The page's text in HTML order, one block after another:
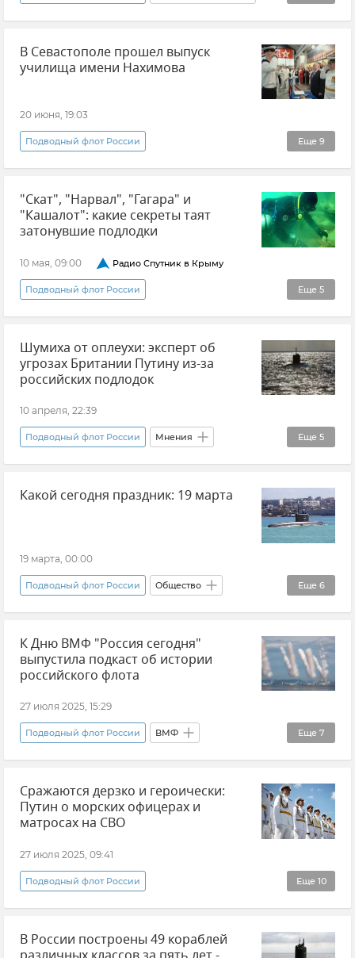
НАТО Арктика В мире Новости
Безопасность
В Севастополе прошел выпуск
училища имени Нахимова
20 июня, 19:03
Еще 9
Подводный флот России
Черноморское высшее военно-морское училище (ЧВВМУ) им. Нахимова
Севастополь Михаил Развожаев
Новости Крыма Крым
Новости Севастополя
Здравоохранение в Крыму и Севастополе
"Скат", "Нарвал", "Гагара" и
"Кашалот": какие секреты таят
затонувшие подлодки
10 мая, 09:00 Радио Спутник в Крыму
Еще 5
Подводный флот России
Радио "Спутник в Крыму" Виктор Вахонеев
Шумиха от оплеухи: эксперт об
угрозах Британии Путину из-за
российских подлодок
10 апреля, 22:39
Еще 5
Подводный флот России Мнения
Вадим Колесниченко ВМФ Россия
В мире Великобритания
Какой сегодня праздник: 19 марта
19 марта, 00:00
Еще 6
Подводный флот России Общество
Новости Праздники и памятные даты
Россия В мире Скорая помощь
История
К Дню ВМФ "Россия сегодня"
выпустила подкаст об истории
российского флота
27 июля 2025, 15:29
Еще 7
Подводный флот России ВМФ
Армия и флот Арктический флот
Северный флот Военно-морской флот РФ
Тихоокеанский флот
Международная медиагруппа "Россия сегодня"
Сражаются дерзко и героически:
Путин о морских офицерах и
матросах на СВО
27 июля 2025, 09:41
Еще 10
Подводный флот России
Владимир Путин (политик) ВМФ
Герои СВО Андрей Белоусов
В России построены 49 кораблей